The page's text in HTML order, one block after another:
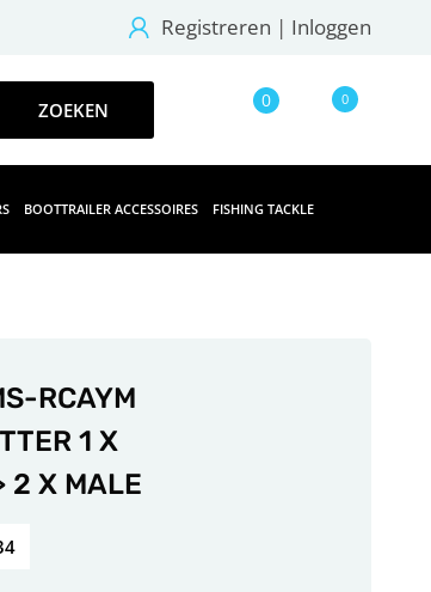
Registreren | Inloggen
0 0
BOOTTRAILER ACCESSOIRES FISHING TACKLE
RCAYM
1 X
2 X MALE